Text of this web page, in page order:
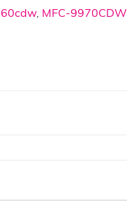
, MFC-9970CDW